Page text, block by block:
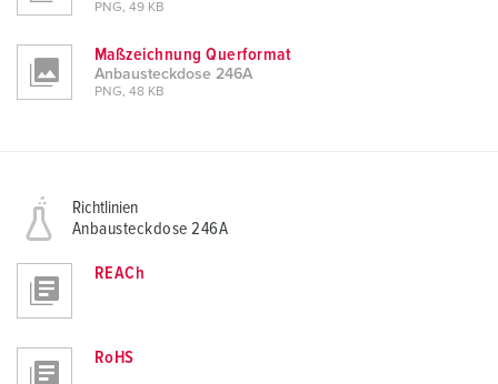
PNG, 49 KB
Maßzeichnung Querformat
Anbausteckdose 246A
PNG, 48 KB
Richtlinien
Anbausteckdose 246A
REACh
RoHS